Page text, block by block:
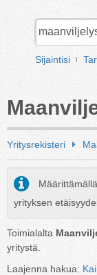
Sijaintisi
Yritysrekisteri
Määrittämällä
yrityksen
Toimialalta
yritystä.
Laajenna hakua: